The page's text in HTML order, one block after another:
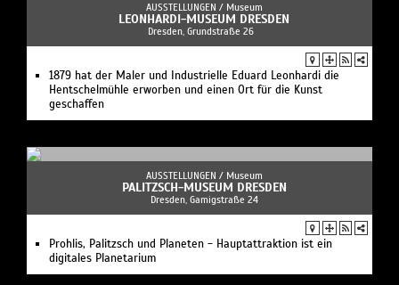
AUSSTELLUNGEN / Museum
LEONHARDI-MUSEUM DRESDEN
Dresden, Grundstraße 26
1879 hat der Maler und Industrielle Eduard Leonhardi die
Hentschelmühle erworben und einen Ort für die Kunst
geschaffen
AUSSTELLUNGEN / Museum
PALITZSCH-MUSEUM DRESDEN
Dresden, Gamigstraße 24
Prohlis, Palitzsch und Planeten - Hauptattraktion ist ein
digitales Planetarium